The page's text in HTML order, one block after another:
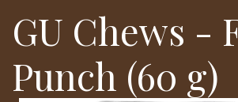
GU Chews -
Punch (60 g)